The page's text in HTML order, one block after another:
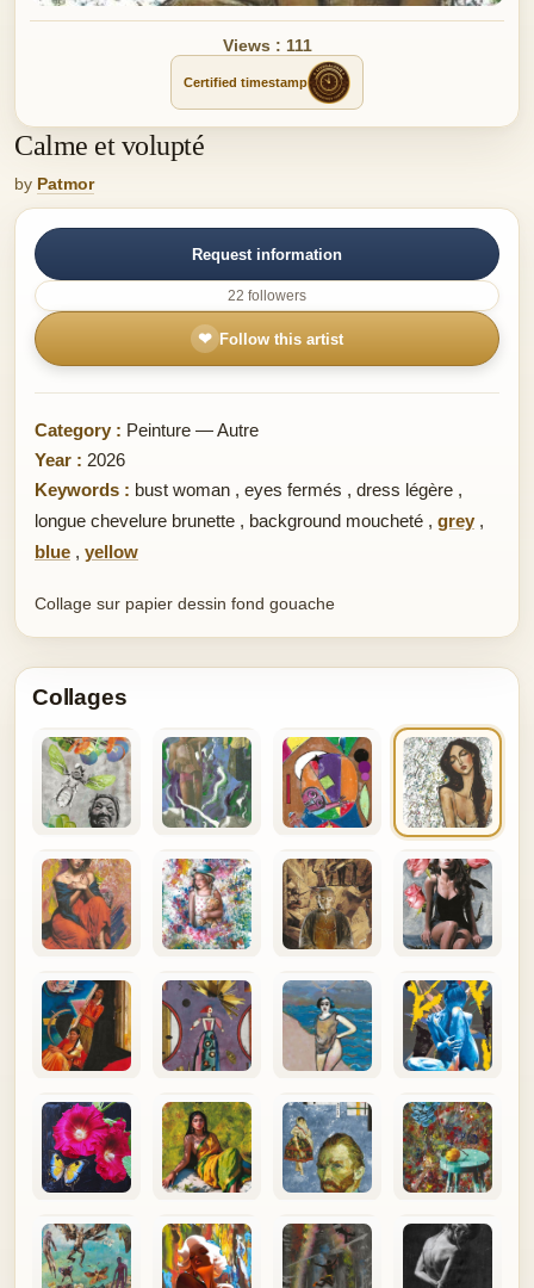
Views : 111
Certified timestamp
Calme et volupté
by Patmor
Request information
22 followers
❤ Follow this artist
Category : Peinture — Autre
Year : 2026
Keywords : bust woman , eyes fermés , dress légère ,
longue chevelure brunette , background moucheté , grey ,
blue , yellow
Collage sur papier dessin fond gouache
Collages